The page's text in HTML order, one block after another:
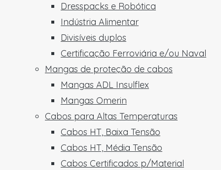
Dresspacks e Robótica
Indústria Alimentar
Divisíveis duplos
Certificação Ferroviária e/ou Naval
Mangas de proteção de cabos
Mangas ADL Insulflex
Mangas Omerin
Cabos para Altas Temperaturas
Cabos HT, Baixa Tensão
Cabos HT, Média Tensão
Cabos Certificados p/Material